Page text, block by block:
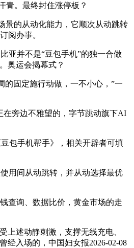
。最终封住涨停板？
景的从动化能力，它顺次从动跳转
阅办事。
亚并不是“豆包手机”的独一合做
奥运会揭幕式？
固定施行动做，一不小心，”一
旁边不雅望的，字节跳动旗下AI
包手机帮手》，相关开辟者可填
用间从动跳转，并从动选择最优
查询、数据比价，黄金市场的走
述动静刺激，支撑无线充电、
经入场的，中国妇女报2026-02-08